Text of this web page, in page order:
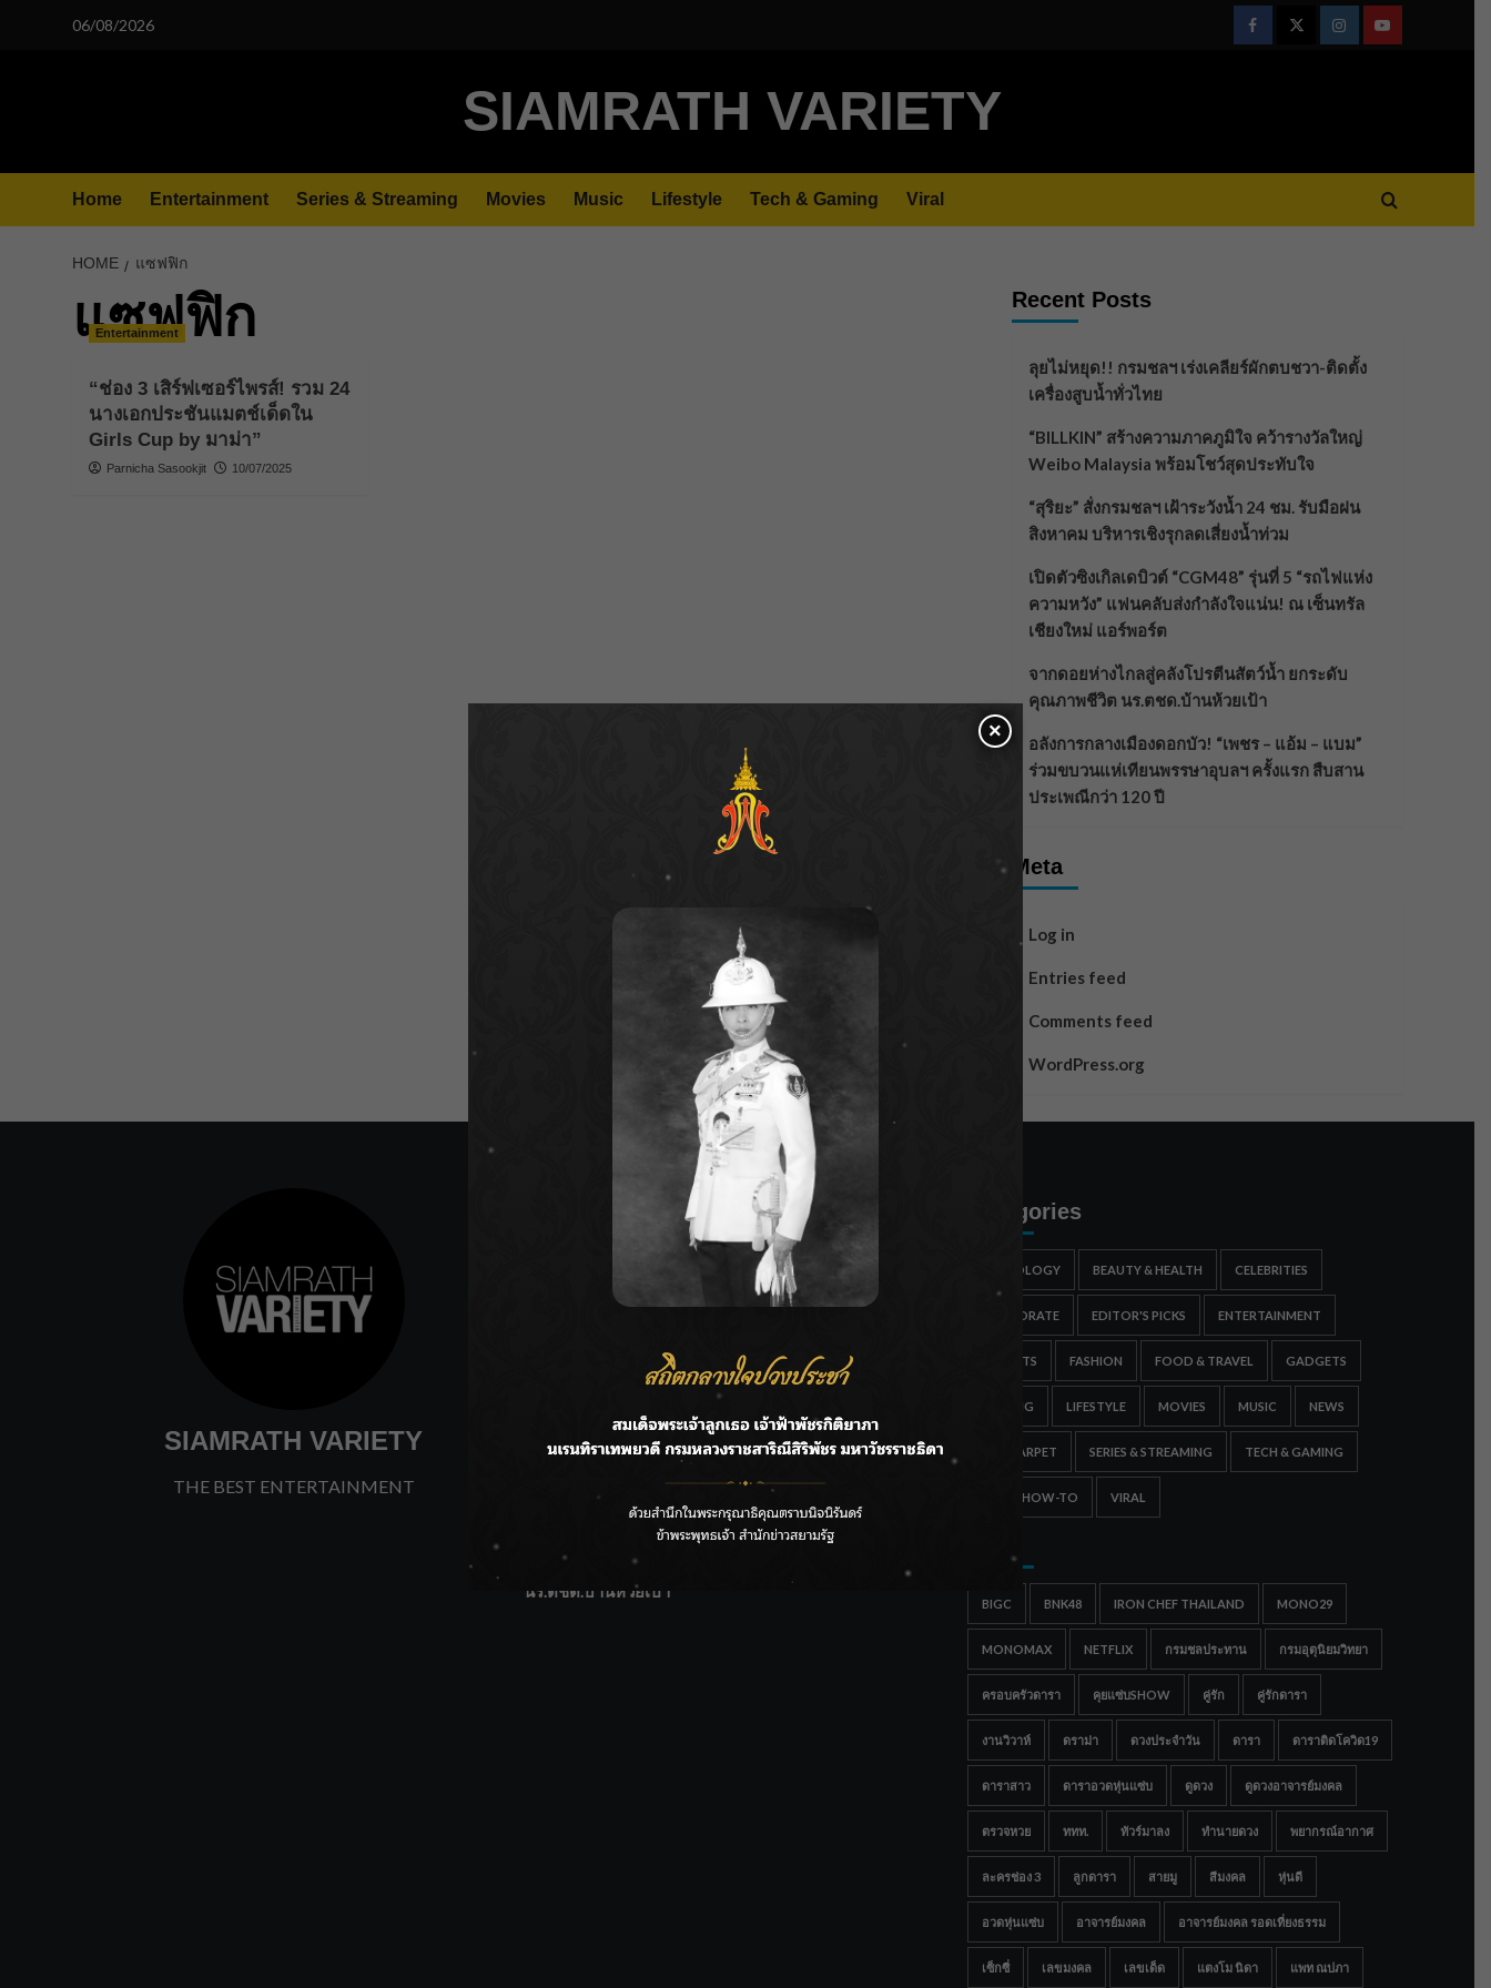
06/08/2026
FacebookTwitterInstagramYoutube
SIAMRATH VARIETY
Home Entertainment Series & Streaming Movies Music Lifestyle Tech & Gaming Viral
HOME แซฟฟิก
แซฟฟิก
Entertainment
“ช่อง 3 เสิร์ฟเซอร์ไพรส์! รวม 24
นางเอกประชันแมตช์เด็ดใน
Girls Cup by มาม่า”
Parnicha Sasookjit 10/07/2025
Recent Posts
ลุยไม่หยุด!! กรมชลฯ เร่งเคลียร์ผักตบชวา-ติดตั้ง
เครื่องสูบน้ำทั่วไทย
“BILLKIN” สร้างความภาคภูมิใจ คว้ารางวัลใหญ่
Weibo Malaysia พร้อมโชว์สุดประทับใจ
“สุริยะ” สั่งกรมชลฯ เฝ้าระวังน้ำ 24 ชม. รับมือฝน
สิงหาคม บริหารเชิงรุกลดเสี่ยงน้ำท่วม
เปิดตัวซิงเกิลเดบิวต์ “CGM48” รุ่นที่ 5 “รถไฟแห่ง
ความหวัง” แฟนคลับส่งกำลังใจแน่น! ณ เซ็นทรัล
เชียงใหม่ แอร์พอร์ต
จากดอยห่างไกลสู่คลังโปรตีนสัตว์น้ำ ยกระดับ
คุณภาพชีวิต นร.ตชด.บ้านห้วยเป้า
อลังการกลางเมืองดอกบัว! “เพชร – แอ้ม – แบม”
ร่วมขบวนแห่เทียนพรรษาอุบลฯ ครั้งแรก สืบสาน
ประเพณีกว่า 120 ปี
Meta
Log in
Entries feed
Comments feed
WordPress.org
SIAMRATH VARIETY
THE BEST ENTERTAINMENT
ลุยไม่หยุด!! กรมชลฯ เร่งเคลียร์ผักตบชวา-ติดตั้งเครื่องสูบน้ำ
Malaysia พร้อมโชว์สุดประทับใจ
“สุริยะ” สั่งกรมชลฯ เฝ้าระวังน้ำ 24 ชม. รับมือฝนสิงหาคม
บริหารเชิงรุกลดเสี่ยงน้ำท่วม
เปิดตัวซิงเกิลเดบิวต์ “CGM48” รุ่นที่ 5 “รถไฟแห่งความหวัง”
แฟนคลับส่งกำลังใจแน่น! ณ เซ็นทรัลเชียงใหม่ แอร์พอร์ต
จากดอยห่างไกลสู่คลังโปรตีนสัตว์น้ำ ยกระดับคุณภาพชีวิต
นร.ตชด.บ้านห้วยเป้า
Categories
ASTROLOGY BEAUTY & HEALTH CELEBRITIES
CORPORATE EDITOR'S PICKS ENTERTAINMENT
ESPORTS FASHION FOOD & TRAVEL GADGETS
GAMING LIFESTYLE MOVIES MUSIC NEWS
RED CARPET SERIES & STREAMING TECH & GAMING
TIPS & HOW-TO VIRAL
BIGC BNK48 IRON CHEF THAILAND MONO29
MONOMAX NETFLIX กรมชลประทาน กรมอุตุนิยมวิทยา
ครอบครัวดารา คุยแซ่บSHOW คู่รัก คู่รักดารา
งานวิวาห์ ดราม่า ดวงประจำวัน ดารา ดาราติดโควิด19
ดาราสาว ดาราอวดหุ่นแซ่บ ดูดวง ดูดวงอาจารย์มงคล
ตรวจหวย ททท. ทัวร์มาลง ทำนายดวง พยากรณ์อากาศ
ละครช่อง 3 ลูกดารา สายมู สีมงคล หุ่นดี
อวดหุ่นแซ่บ อาจารย์มงคล อาจารย์มงคล รอดเที่ยงธรรม
เซ็กซี่ เลขมงคล เลขเด็ด แตงโม นิดา แพท ณปภา
×